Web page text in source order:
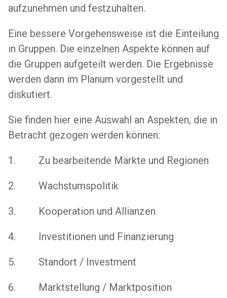
aufzunehmen und festzuhalten.
Eine bessere Vorgehensweise ist die Einteilung
in Gruppen. Die einzelnen Aspekte können auf
die Gruppen aufgeteilt werden. Die Ergebnisse
werden dann im Planum vorgestellt und
diskutiert.
Sie finden hier eine Auswahl an Aspekten, die in
Betracht gezogen werden können:
1. Zu bearbeitende Märkte und Regionen
2. Wachstumspolitik
3. Kooperation und Allianzen
4. Investitionen und Finanzierung
5. Standort / Investment
6. Marktstellung / Marktposition